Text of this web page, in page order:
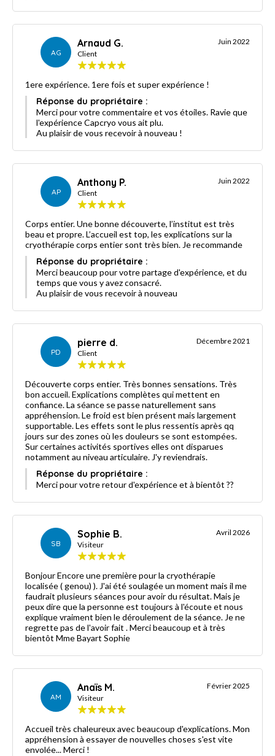
AG
Arnaud G.
Client
Juin 2022
1ere expérience. 1ere fois et super expérience !
Réponse du propriétaire :
Merci pour votre commentaire et vos étoiles. Ravie que
l'expérience Capcryo vous ait plu.
Au plaisir de vous recevoir à nouveau !
AP
Anthony P.
Client
Juin 2022
Corps entier. Une bonne découverte, l’institut est très
beau et propre. L’accueil est top, les explications sur la
cryothérapie corps entier sont très bien. Je recommande
Réponse du propriétaire :
Merci beaucoup pour votre partage d'expérience, et du
temps que vous y avez consacré.
Au plaisir de vous recevoir à nouveau
PD
pierre d.
Client
Décembre 2021
Découverte corps entier. Très bonnes sensations. Très
bon accueil. Explications complètes qui mettent en
confiance. La séance se passe naturellement sans
appréhension. Le froid est bien présent mais largement
supportable. Les effets sont le plus ressentis après qq
jours sur des zones où les douleurs se sont estompées.
Sur certaines activités sportives elles ont disparues
notamment au niveau articulaire. J'y reviendrais.
Réponse du propriétaire :
Merci pour votre retour d'expérience et à bientôt ??
SB
Sophie B.
Visiteur
Avril 2026
Bonjour Encore une première pour la cryothérapie
localisée ( genou) ). J'ai été soulagée un moment mais il me
faudrait plusieurs séances pour avoir du résultat. Mais je
peux dire que la personne est toujours à l'écoute et nous
explique vraiment bien le déroulement de la séance. Je ne
regrette pas de l'avoir fait . Merci beaucoup et à très
bientôt Mme Bayart Sophie
AM
Anaïs M.
Visiteur
Février 2025
Accueil très chaleureux avec beaucoup d'explications. Mon
appréhension à essayer de nouvelles choses s'est vite
envolée... Merci !